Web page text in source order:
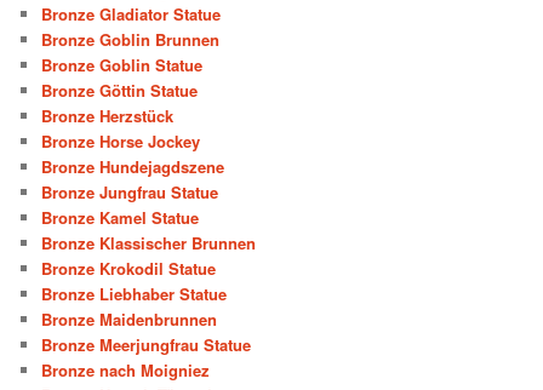
Bronze Gladiator Statue
Bronze Goblin Brunnen
Bronze Goblin Statue
Bronze Göttin Statue
Bronze Herzstück
Bronze Horse Jockey
Bronze Hundejagdszene
Bronze Jungfrau Statue
Bronze Kamel Statue
Bronze Klassischer Brunnen
Bronze Krokodil Statue
Bronze Liebhaber Statue
Bronze Maidenbrunnen
Bronze Meerjungfrau Statue
Bronze nach Moigniez